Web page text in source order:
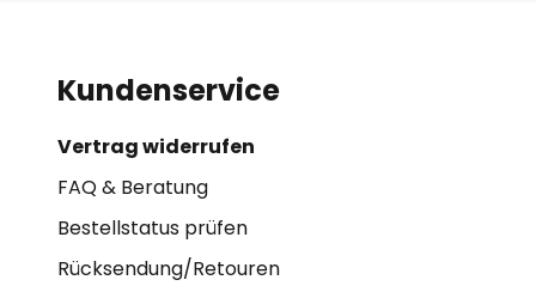
Kundenservice
Vertrag widerrufen
FAQ & Beratung
Bestellstatus prüfen
Rücksendung/Retouren